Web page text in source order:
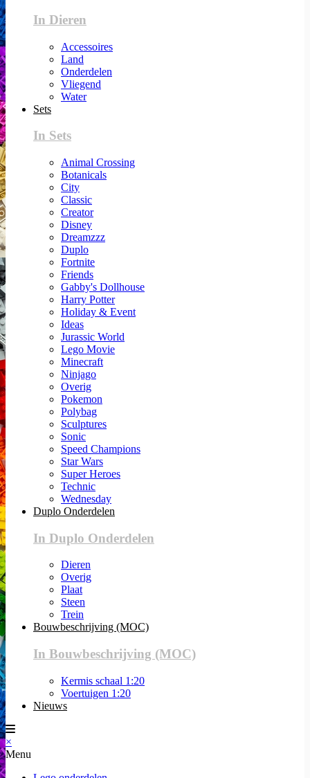
In Dieren
Accessoires
Land
Onderdelen
Vliegend
Water
Sets
In Sets
Animal Crossing
Botanicals
City
Classic
Creator
Disney
Dreamzzz
Duplo
Fortnite
Friends
Gabby's Dollhouse
Harry Potter
Holiday & Event
Ideas
Jurassic World
Lego Movie
Minecraft
Ninjago
Overig
Pokemon
Polybag
Sculptures
Sonic
Speed Champions
Star Wars
Super Heroes
Technic
Wednesday
Duplo Onderdelen
In Duplo Onderdelen
Dieren
Overig
Plaat
Steen
Trein
Bouwbeschrijving (MOC)
In Bouwbeschrijving (MOC)
Kermis schaal 1:20
Voertuigen 1:20
Nieuws
×
Menu